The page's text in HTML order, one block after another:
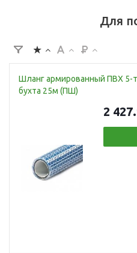
Для
Шланг армированный ПВХ 5-
бухта 25м (ПШ)
2